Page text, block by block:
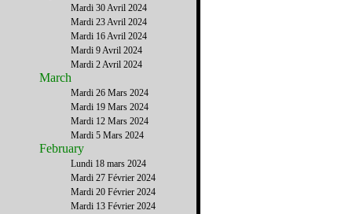
Mardi 30 Avril 2024
Mardi 23 Avril 2024
Mardi 16 Avril 2024
Mardi 9 Avril 2024
Mardi 2 Avril 2024
March
Mardi 26 Mars 2024
Mardi 19 Mars 2024
Mardi 12 Mars 2024
Mardi 5 Mars 2024
February
Lundi 18 mars 2024
Mardi 27 Février 2024
Mardi 20 Février 2024
Mardi 13 Février 2024